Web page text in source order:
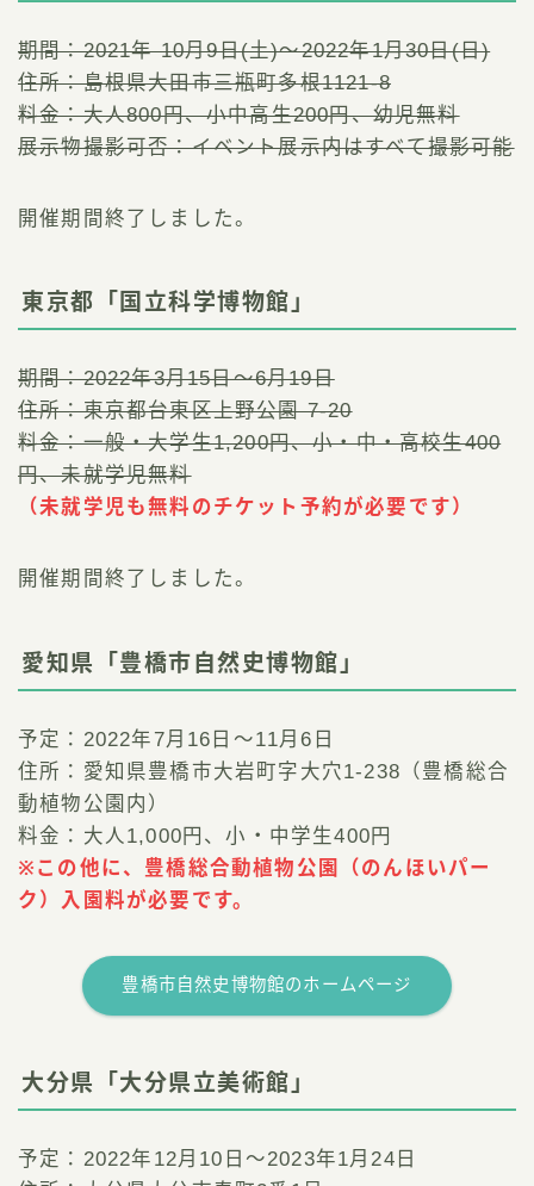
期間：2021年 10月9日(土)～2022年1月30日(日)
住所：島根県大田市三瓶町多根1121-8
料金：大人800円、小中高生200円、幼児無料
展示物撮影可否：イベント展示内はすべて撮影可能
開催期間終了しました。
東京都「国立科学博物館」
期間：2022年3月15日～6月19日
住所：東京都台東区上野公園 7-20
料金：一般・大学生1,200円、小・中・高校生400
円、未就学児無料
（未就学児も無料のチケット予約が必要です）
開催期間終了しました。
愛知県「豊橋市自然史博物館」
予定：2022年7月16日～11月6日
住所：愛知県豊橋市大岩町字大穴1-238（豊橋総合
動植物公園内）
料金：大人1,000円、小・中学生400円
※この他に、豊橋総合動植物公園（のんほいパー
ク）入園料が必要です。
豊橋市自然史博物館のホームページ
大分県「大分県立美術館」
予定：2022年12月10日～2023年1月24日